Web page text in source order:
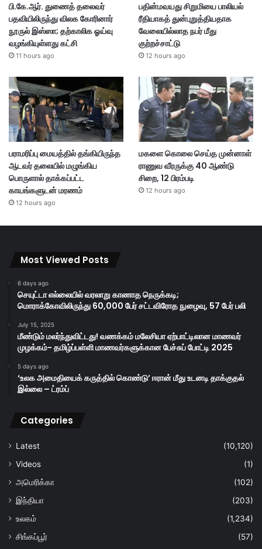
பி.கே.ஆர். துணைத் தலைவர்
பதவியிலிருந்து விலக கோரினார்
நூருல் இஸ்ஸா; தற்காலிக ஓய்வு
வழங்கியுள்ளது கட்சி
11 hours ago
பதின்மவயது சிறுமியை பாலியல்
ரீதியாகத் துன்புறுத்தியதாக
வேலையில்லாத நபர் மீது
குற்றச்சாட்டு
12 hours ago
பராமரிப்பு மையத்தில் தங்கியிருந்த
ஆடவர் தலையில் மழுங்கிய
பொருளால் தாக்கப்பட்ட
காயங்களுடன் மரணம்
12 hours ago
மகளை கொலை செய்த முன்னாள்
ராணுவ வீரருக்கு 40 ஆண்டு
சிறை, 12 பிரம்படி
12 hours ago
Most Viewed Posts
6 days ago
செயுட்டா எல்லையில் வரலாறு காணாத நெருக்கடி;
மொராக்கோவிலிருந்து 60,000 பேர் சட்டவிரோத நுழைவு, 57 பேர் பலி
July 15, 2025
மீண்டும் மலர்ந்துவிட்டது! வணக்கம் மலேசியா ஏற்பாட்டிலான மாணவர்
முழக்கம்- தமிழ்ப்பள்ளி மாணவர்களுக்கான பேச்சுப் போட்டி 2025
5 days ago
‘உலக அமைதியைக் கருத்தில் கொண்டு’ ஈரான் மீது உடனடி தாக்குதல்
இல்லை – ட்ரம்ப்
Categories
Latest
(10,120)
Videos
(1)
அமெரிக்கா
(102)
இந்தியா
(203)
உலகம்
(1,234)
சிங்கப்பூர்
(57)